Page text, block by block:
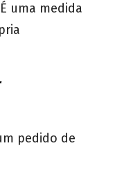
uma medida
pedido de